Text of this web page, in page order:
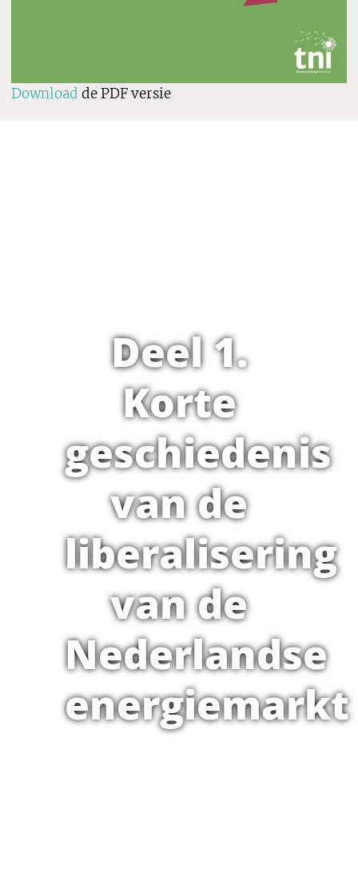
Download de PDF versie
Deel 1.
Korte
geschiedenis
van de
liberalisering
van de
Nederlandse
energiemarkt